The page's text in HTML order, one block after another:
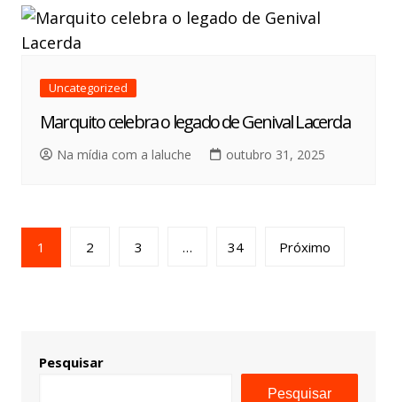
Uncategorized
Marquito celebra o legado de Genival Lacerda
Na mídia com a laluche outubro 31, 2025
1 2 3 … 34 Próximo
Pesquisar
Pesquisar